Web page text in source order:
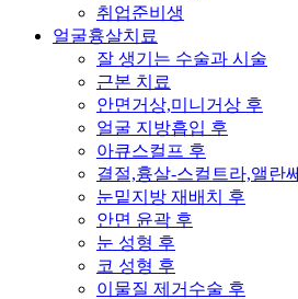
취업준비생
얼굴흉살치료
잘 생기는 수술과 시술
근본 치료
안면거상,미니거상 후
얼굴 지방흡입 후
아큐스컬프 후
결절,흉살-스컬트라,앨란
눈밑지방 재배치 후
안면 윤곽 후
눈 성형 후
코 성형 후
이물질 제거수술 후